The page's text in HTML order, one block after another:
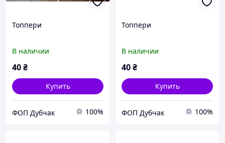
Топпери
В наличии
40₴
Купить
ФОП Дубчак 100%
Топпери
В наличии
40₴
Купить
ФОП Дубчак 100%